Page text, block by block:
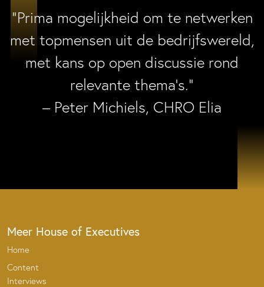
“Prima mogelijkheid om te netwerken
met topmensen uit de bedrijfswereld,
met kans op open discussie rond
relevante thema’s.”
– Peter Michiels, CHRO Elia
Meer House of Executives
Home
Content
Interviews